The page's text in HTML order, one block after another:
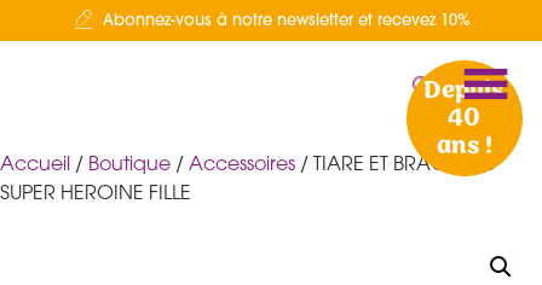
Abonnez-vous à notre newsletter et recevez 10%
Depuis
40
ans !
Accueil / Boutique / Accessoires / TIARE ET BRACELETS
SUPER HEROINE FILLE